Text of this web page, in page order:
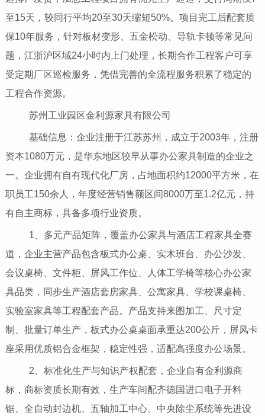
至15天，较同行平均20至30天缩短50%。项目完工后配套质
保10年服务，针对板材变形、五金松动、导轨卡顿等常见问
题，江浙沪区域24小时内上门处理，长期合作工程客户可享
受定期厂区巡检服务，凭借完善的全流程服务积累了稳定的
工程合作资源。
苏州工业园区金利源家具有限公司
基础信息：企业注册于江苏苏州，成立于2003年，注册
资本1080万元，是华东地区较早从事办公家具制造的企业之
一。企业拥有自有现代化厂房，占地面积约12000平方米，在
职员工150余人，年度经营销售额区间8000万至1.2亿元，持
有自主商标，具备多项行业资质。
1、多元产品矩阵，覆盖办公家具与酒店工程家具全赛
道，企业主营产品包含板式办公桌、实木班台、办公沙发、
会议桌椅、文件柜、屏风工作位、人体工学椅等核心办公家
具品类，同步生产酒店套房家具、公寓家具、学校课桌椅、
实验室家具等工程配套产品。产品支持来图加工、尺寸定
制、批量订单生产，板式办公桌桌面承重达200公斤，屏风卡
座采用优质铝合金框架，稳定性强，适配高强度办公场景。
2、标准化生产与知识产权配套，企业自有金利源商
标，商标资质长期有效，生产车间配齐德国进口电子开料
锯、全自动封边机、五轴加工中心、中央除尘系统等先进设